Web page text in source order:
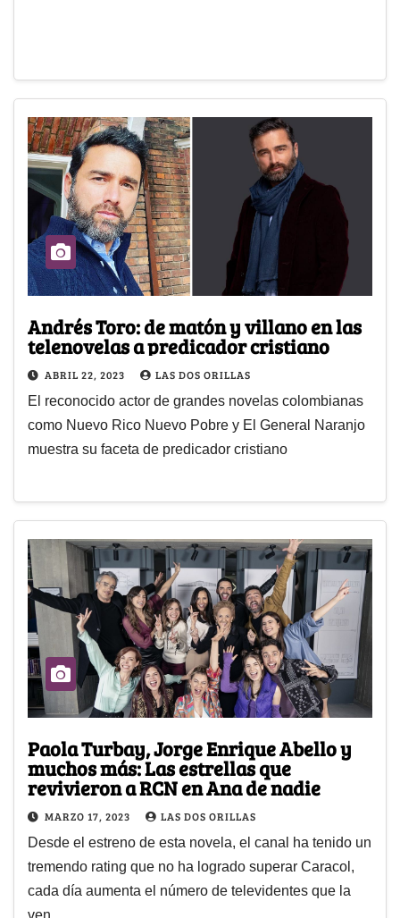
Andrés Toro: de matón y villano en las
telenovelas a predicador cristiano
ABRIL 22, 2023 LAS DOS ORILLAS
El reconocido actor de grandes novelas colombianas
como Nuevo Rico Nuevo Pobre y El General Naranjo
muestra su faceta de predicador cristiano
Paola Turbay, Jorge Enrique Abello y
muchos más: Las estrellas que
revivieron a RCN en Ana de nadie
MARZO 17, 2023 LAS DOS ORILLAS
Desde el estreno de esta novela, el canal ha tenido un
tremendo rating que no ha logrado superar Caracol,
cada día aumenta el número de televidentes que la